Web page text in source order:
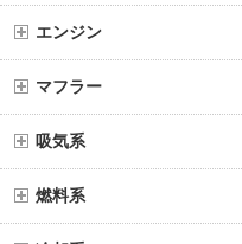
エンジン
マフラー
吸気系
燃料系